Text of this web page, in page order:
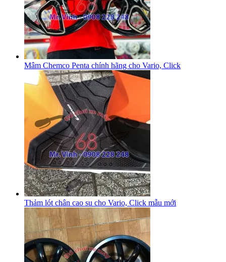
Mâm Chemco Penta chính hãng cho Vario, Click
Thảm lót chân cao su cho Vario, Click mẫu mới